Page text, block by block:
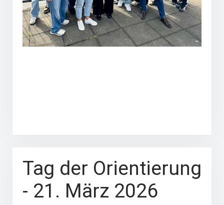
Tag der Orientierung
- 21. März 2026